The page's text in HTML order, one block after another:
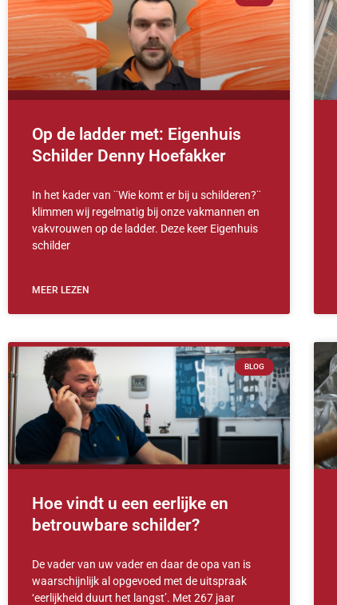
Op de ladder met: Eigenhuis
Schilder Denny Hoefakker
In het kader van ¨Wie komt er bij u schilderen?¨
klimmen wij regelmatig bij onze vakmannen en
vakvrouwen op de ladder. Deze keer Eigenhuis
schilder
MEER LEZEN
BLOG
Hoe vindt u een eerlijke en
betrouwbare schilder?
De vader van uw vader en daar de opa van is
waarschijnlijk al opgevoed met de uitspraak
‘eerlijkheid duurt het langst’. Met 267 jaar